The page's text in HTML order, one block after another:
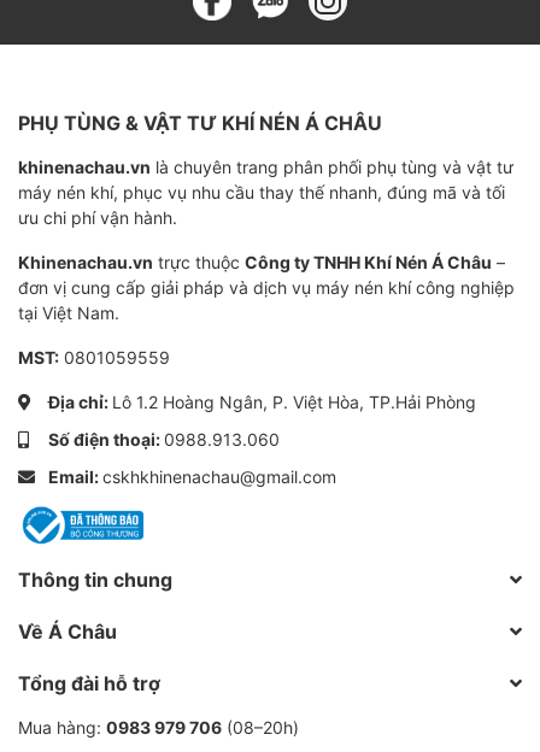
PHỤ TÙNG & VẬT TƯ KHÍ NÉN Á CHÂU
khinenachau.vn là chuyên trang phân phối phụ tùng và vật tư
máy nén khí, phục vụ nhu cầu thay thế nhanh, đúng mã và tối
ưu chi phí vận hành.
Khinenachau.vn trực thuộc Công ty TNHH Khí Nén Á Châu –
đơn vị cung cấp giải pháp và dịch vụ máy nén khí công nghiệp
tại Việt Nam.
MST: 0801059559
Địa chỉ: Lô 1.2 Hoàng Ngân, P. Việt Hòa, TP.Hải Phòng
Số điện thoại:0988.913.060
Email:cskhkhinenachau@gmail.com
Thông tin chung
Về Á Châu
Tổng đài hỗ trợ
Mua hàng: 0983 979 706 (08–20h)